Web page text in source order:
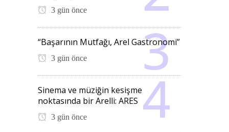
3 gün önce
“Başarının Mutfağı, Arel Gastronomi”
3 gün önce
Sinema ve müziğin kesişme
noktasında bir Arelli: ARES
3 gün önce